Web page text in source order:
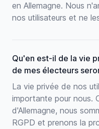
en Allemagne. Nous
nos utilisateurs et ne
Qu'en est-il de la vie
de mes électeurs
La vie privée de nos
importante pour nous.
d'Allemagne, nous
RGPD et prenons la